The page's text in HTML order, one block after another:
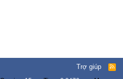
Trợ giúp
R